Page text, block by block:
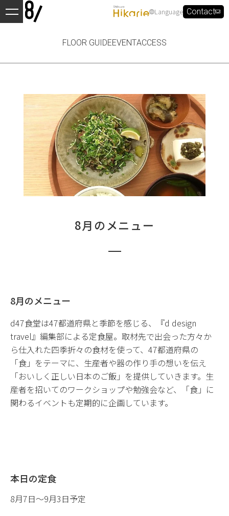
Language Contact
FLOOR GUIDEEVENTACCESS
8月のメニュー
8月のメニュー
d47食堂は47都道府県と季節を感じる、『d design
travel』編集部による定食屋。取材先で出会った方々か
ら仕入れた四季折々の食材を使って、47都道府県の
「食」をテーマに、生産者や器の作り手の想いを伝え
「おいしく正しい日本のご飯」を提供していきます。生
産者を招いてのワークショップや勉強会など、「食」に
関わるイベントも定期的に企画しています。
本日の定食
8月7日〜9月3日予定